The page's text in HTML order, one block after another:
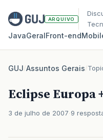
ARQUIVO
JavaGeralFront‑end
GUJ/Assuntos Gerais/
Eclipse Europa
3 de julho de 2007 9